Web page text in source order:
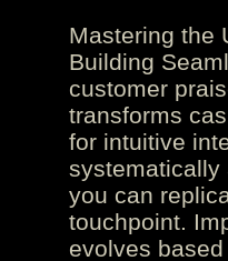
Mastering the
Building
customer
transforms
for intuitive
systematically
you can
touchpoint.
evolves